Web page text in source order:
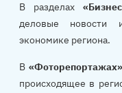
В разделах
деловые новости
экономике региона.
В «Фоторепортажах»
происходящее в